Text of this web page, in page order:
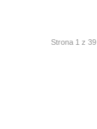
Strona 1 z 39